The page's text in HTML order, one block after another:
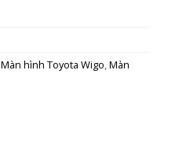
Màn hình Toyota Wigo,Màn